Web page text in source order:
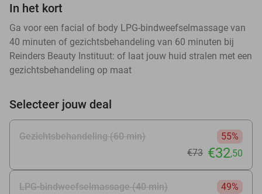
In het kort
Ga voor een facial of body LPG-bindweefselmassage van
40 minuten of gezichtsbehandeling van 60 minuten bij
Reinders Beauty Instituut: of laat jouw huid stralen met een
gezichtsbehandeling op maat
Selecteer jouw deal
Gezichtsbehandeling (60 min)
55%
€73 €32,50
LPG-bindweefselmassage (40 min)
49%